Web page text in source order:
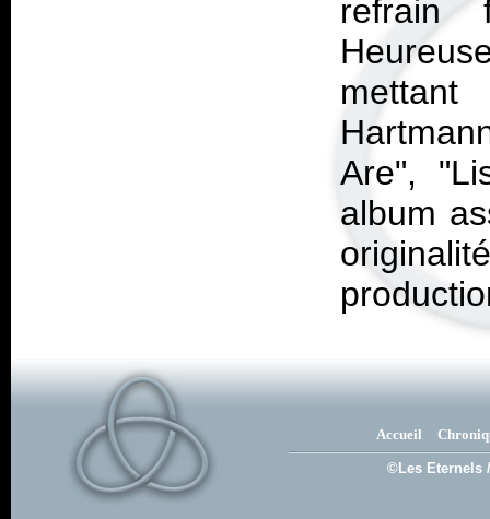
refrain
Are",
album
Accueil
©Les Eternels